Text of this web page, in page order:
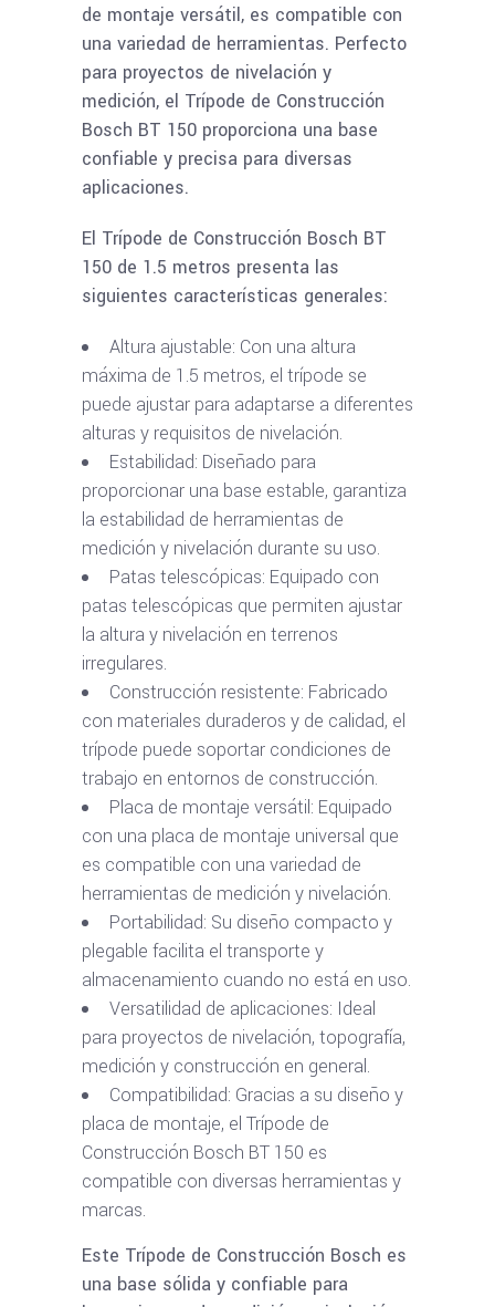
de montaje versátil, es compatible con
una variedad de herramientas. Perfecto
para proyectos de nivelación y
medición, el Trípode de Construcción
Bosch BT 150 proporciona una base
confiable y precisa para diversas
aplicaciones.
El Trípode de Construcción Bosch BT
150 de 1.5 metros presenta las
siguientes características generales:
Altura ajustable: Con una altura
máxima de 1.5 metros, el trípode se
puede ajustar para adaptarse a diferentes
alturas y requisitos de nivelación.
Estabilidad: Diseñado para
proporcionar una base estable, garantiza
la estabilidad de herramientas de
medición y nivelación durante su uso.
Patas telescópicas: Equipado con
patas telescópicas que permiten ajustar
la altura y nivelación en terrenos
irregulares.
Construcción resistente: Fabricado
con materiales duraderos y de calidad, el
trípode puede soportar condiciones de
trabajo en entornos de construcción.
Placa de montaje versátil: Equipado
con una placa de montaje universal que
es compatible con una variedad de
herramientas de medición y nivelación.
Portabilidad: Su diseño compacto y
plegable facilita el transporte y
almacenamiento cuando no está en uso.
Versatilidad de aplicaciones: Ideal
para proyectos de nivelación, topografía,
medición y construcción en general.
Compatibilidad: Gracias a su diseño y
placa de montaje, el Trípode de
Construcción Bosch BT 150 es
compatible con diversas herramientas y
marcas.
Este Trípode de Construcción Bosch es
una base sólida y confiable para